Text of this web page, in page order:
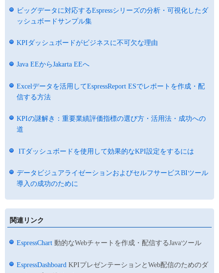
ビッグデータに対応するEspressシリーズの分析・可視化したダ
ッシュボードサンプル集
KPIダッシュボードがビジネスに不可欠な理由
Java EEからJakarta EEへ
Excelデータを活用してEspressReport ESでレポートを作成・配
信する方法
KPIの謎解き：重要業績評価指標の選び方・活用法・成功への
道
ITダッシュボードを使用して効果的なKPI設定をするには
データビジュアライゼーションおよびセルフサービスBIツール
導入の成功のために
関連リンク
EspressChart 動的なWebチャートを作成・配信するJavaツール
EspressDashboard KPIプレゼンテーションとWeb配信のためのダ